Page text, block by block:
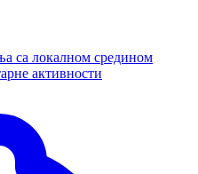
са локалном средином
активности